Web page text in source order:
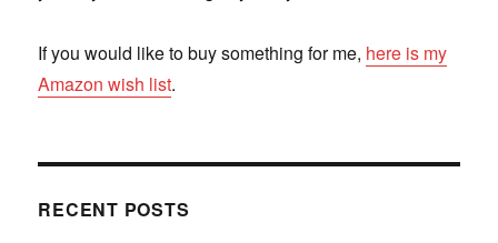
If you would like to buy something for me, here is my
Amazon wish list.
RECENT POSTS